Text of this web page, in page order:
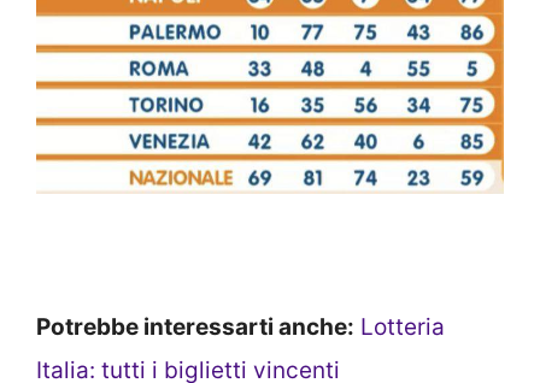
Potrebbe interessarti anche: Lotteria
Italia: tutti i biglietti vincenti